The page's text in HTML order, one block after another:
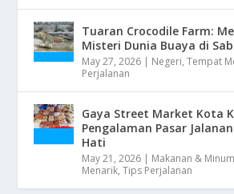
Tuaran Crocodile Farm:
Misteri Dunia Buaya di
May 27, 2026 Negeri,Tempat
Perjalanan
Gaya Street Market Kota
Pengalaman Pasar
Hati
May 21, 2026 Makanan &
Menarik,Tips Perjalanan